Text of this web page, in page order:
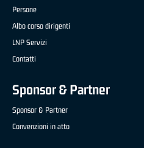
Persone
Albo corso dirigenti
LNP Servizi
Contatti
Sponsor & Partner
Sponsor & Partner
Convenzioni in atto